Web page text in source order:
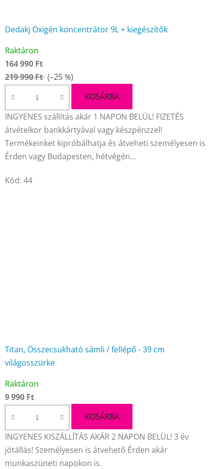
Dedakj Oxigén koncentrátor 9L + kiegészítők
termék
átlagos
értékelése
ből
4,6
csillag.
Raktáron
164 990 Ft
219 990 Ft (–25 %)
KOSÁRBA
INGYENES szállítás akár 1 NAPON BELÜL! FIZETÉS
átvételkor bankkártyával vagy készpénzzel!
Termékeinket kipróbálhatja és átveheti személyesen is
Érden vagy Budapesten, hétvégén...
Kód: 44
Titan, Összecsukható sámli / fellépő - 39 cm
világosszürke
termék
átlagos
értékelése
5-
ből
4,7
Raktáron
9 990 Ft
KOSÁRBA
INGYENES KISZÁLLÍTÁS AKÁR 2 NAPON BELÜL! 3 év
jótállás! Személyesen is átvehető Érden akár
munkaszüneti napokon is.